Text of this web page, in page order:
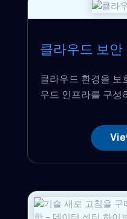
클라우드 보안
클라우드 환경을 보
우드 인프라를 구성